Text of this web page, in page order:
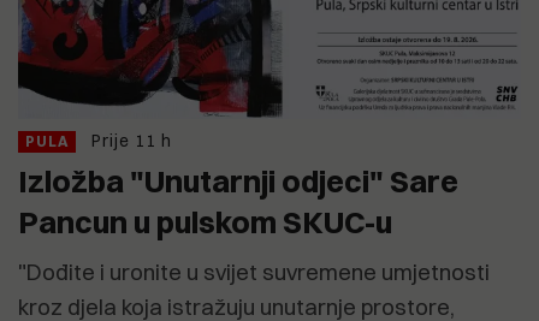
PULA Prije 11 h
Izložba "Unutarnji odjeci" Sare
Pancun u pulskom SKUC-u
"Dođite i uronite u svijet suvremene umjetnosti
kroz djela koja istražuju unutarnje prostore,